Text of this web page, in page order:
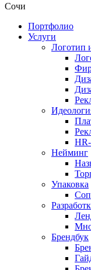
Сочи
Портфолио
Услуги
Логотип
Нейминг
Упаковка
Брендбук